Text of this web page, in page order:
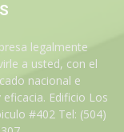
legalmente
a usted, con el
nacional e
Edificio Los
#402 Tel: (504)